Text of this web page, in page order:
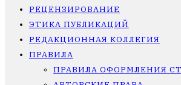
РЕЦЕНЗИРОВАНИЕ
ЭТИКА ПУБЛИКАЦИЙ
РЕДАКЦИОННАЯ КОЛЛЕГИЯ
ПРАВИЛА
ПРАВИЛА ОФОРМЛЕНИЯ